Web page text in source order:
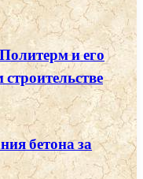
и его
бетона за